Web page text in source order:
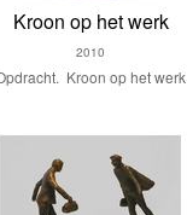
Kroon op het werk
2010
Kroon op het werk